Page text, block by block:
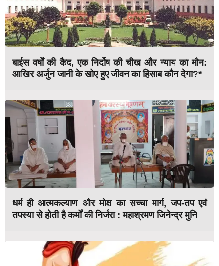
बाईस वर्षों की कैद, एक निर्दोष की चीख और न्याय का मौन:
आखिर अर्जुन जानी के खोए हुए जीवन का हिसाब कौन देगा?*
धर्म ही आत्मकल्याण और मोक्ष का सच्चा मार्ग, जप-तप एवं
तपस्या से होती है कर्मों की निर्जरा : महाश्रमण जिनेन्द्र मुनि